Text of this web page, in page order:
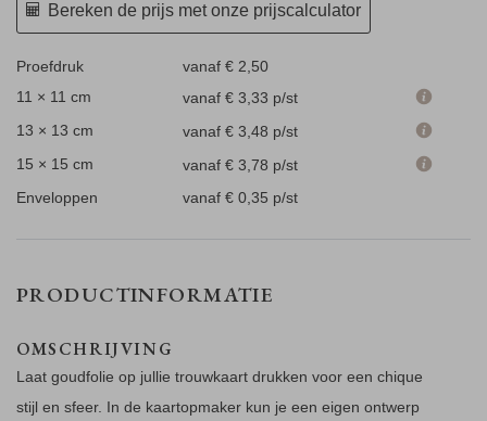
Bereken de prijs met onze prijscalculator
Proefdruk
vanaf € 2,50
11 × 11 cm
vanaf € 3,33 p/st
13 × 13 cm
vanaf € 3,48 p/st
15 × 15 cm
vanaf € 3,78 p/st
Enveloppen
vanaf € 0,35 p/st
PRODUCTINFORMATIE
OMSCHRIJVING
Laat goudfolie op jullie trouwkaart drukken voor een chique
stijl en sfeer. In de kaartopmaker kun je een eigen ontwerp